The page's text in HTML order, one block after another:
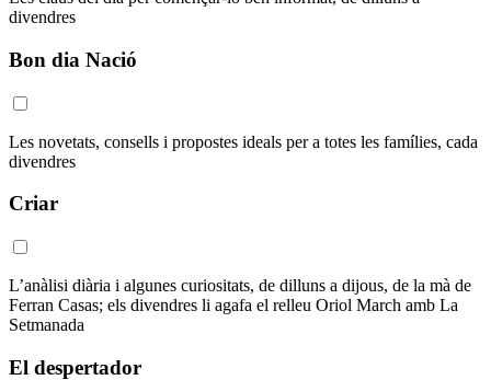
divendres
Bon dia Nació
Les novetats, consells i propostes ideals per a totes les famílies, cada
divendres
Criar
L’anàlisi diària i algunes curiositats, de dilluns a dijous, de la mà de
Ferran Casas; els divendres li agafa el relleu Oriol March amb La
Setmanada
El despertador